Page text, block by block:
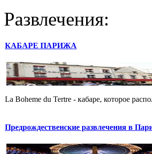
Развлечения:
КАБАРЕ ПАРИЖА
La Boheme du Tertre - кабаре, которое
Предрождественские развлечения в